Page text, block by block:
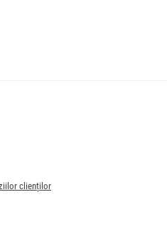
clienților